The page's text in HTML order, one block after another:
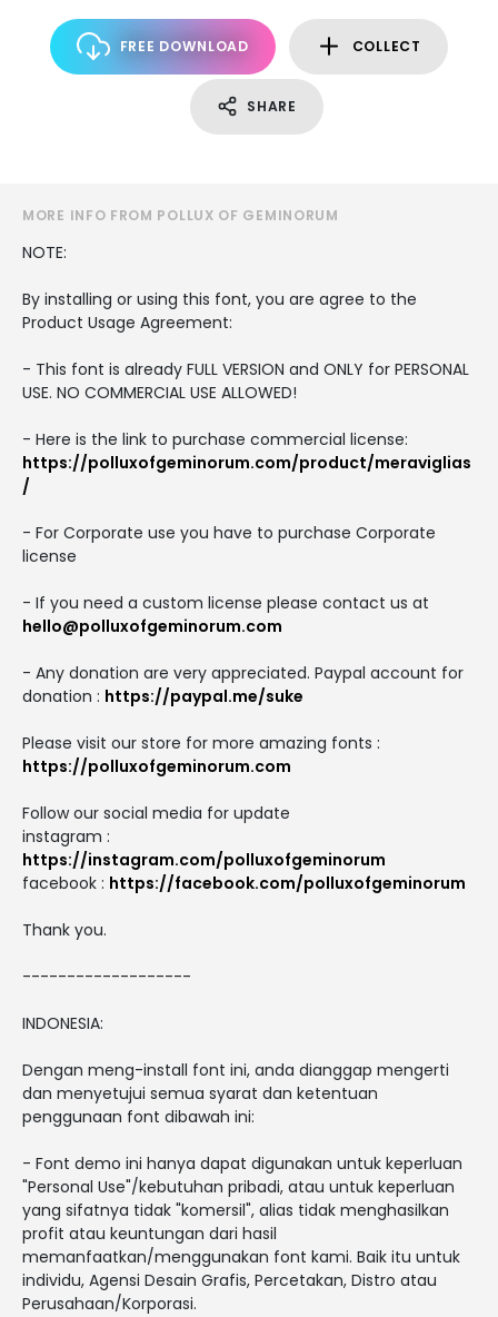
FREE DOWNLOAD COLLECT
SHARE
MORE INFO FROM POLLUX OF GEMINORUM
NOTE:
By installing or using this font, you are agree to the
Product Usage Agreement:
- This font is already FULL VERSION and ONLY for PERSONAL
USE. NO COMMERCIAL USE ALLOWED!
- Here is the link to purchase commercial license:
https://polluxofgeminorum.com/product/meraviglias
/
- For Corporate use you have to purchase Corporate
license
- If you need a custom license please contact us at
hello@polluxofgeminorum.com
- Any donation are very appreciated. Paypal account for
donation : https://paypal.me/suke
Please visit our store for more amazing fonts :
https://polluxofgeminorum.com
Follow our social media for update
instagram :
https://instagram.com/polluxofgeminorum
facebook : https://facebook.com/polluxofgeminorum
Thank you.
-------------------
INDONESIA:
Dengan meng-install font ini, anda dianggap mengerti
dan menyetujui semua syarat dan ketentuan
penggunaan font dibawah ini:
- Font demo ini hanya dapat digunakan untuk keperluan
"Personal Use"/kebutuhan pribadi, atau untuk keperluan
yang sifatnya tidak "komersil", alias tidak menghasilkan
profit atau keuntungan dari hasil
memanfaatkan/menggunakan font kami. Baik itu untuk
individu, Agensi Desain Grafis, Percetakan, Distro atau
Perusahaan/Korporasi.